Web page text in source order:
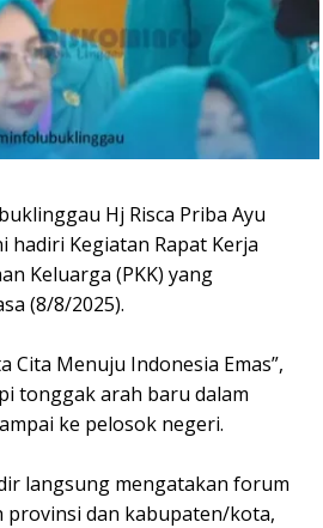
Hj Risca Priba Ayu
hadiri Kegiatan Rapat Kerja
Keluarga (PKK) yang
(8/8/2025).
Cita Menuju Indonesia Emas”,
tonggak arah baru dalam
ke pelosok negeri.
langsung mengatakan forum
provinsi dan kabupaten/kota,